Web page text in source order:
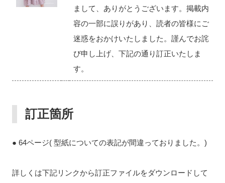
まして、ありがとうございます。掲載内
容の一部に誤りがあり、読者の皆様にご
迷惑をおかけいたしました。謹んでお詫
び申し上げ、下記の通り訂正いたしま
す。
訂正箇所
● 64ページ( 型紙についての表記が間違っておりました。)
詳しくは下記リンクから訂正ファイルをダウンロードして